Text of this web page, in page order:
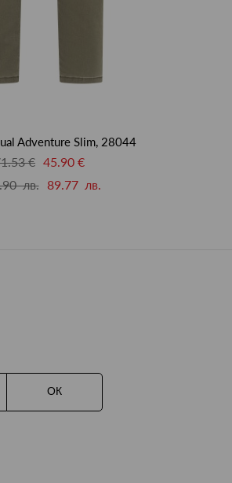
Adventure Slim, 28044
€ 45.90 €
лв.
89.77 лв.
ОК